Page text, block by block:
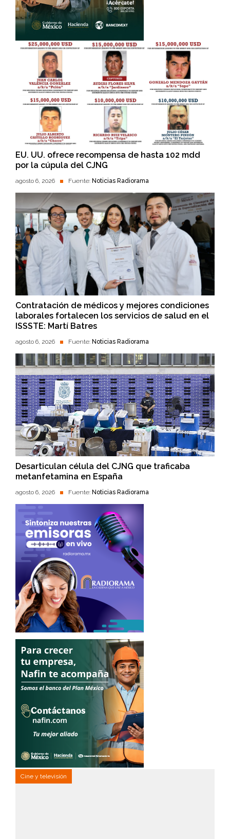
EU. UU. ofrece recompensa de hasta 102 mdd
por la cúpula del CJNG
agosto 6, 2026 Fuente: Noticias Radiorama
Contratación de médicos y mejores condiciones
laborales fortalecen los servicios de salud en el
ISSSTE: Martí Batres
agosto 6, 2026 Fuente: Noticias Radiorama
Desarticulan célula del CJNG que traficaba
metanfetamina en España
agosto 6, 2026 Fuente: Noticias Radiorama
Cine y televisión